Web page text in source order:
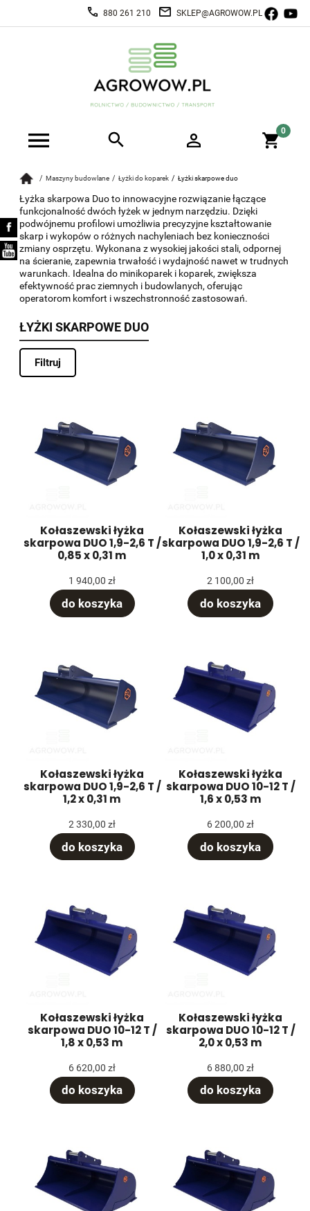
880 261 210 SKLEP@AGROWOW.PL
Maszyny budowlane Łyżki do koparek Łyżki skarpowe duo
Łyżka skarpowa Duo to innowacyjne rozwiązanie łączące
funkcjonalność dwóch łyżek w jednym narzędziu. Dzięki
podwójnemu profilowi umożliwia precyzyjne kształtowanie
skarp i wykopów o różnych nachyleniach bez konieczności
zmiany osprzętu. Wykonana z wysokiej jakości stali, odpornej
na ścieranie, zapewnia trwałość i wydajność nawet w trudnych
warunkach. Idealna do minikoparek i koparek, zwiększa
efektywność prac ziemnych i budowlanych, oferując
operatorom komfort i wszechstronność zastosowań.
ŁYŻKI SKARPOWE DUO
Filtruj
Kołaszewski łyżka
skarpowa DUO 1,9-2,6 T /
0,85 x 0,31 m
1 940,00 zł
do koszyka
Kołaszewski łyżka
skarpowa DUO 1,9-2,6 T /
1,0 x 0,31 m
2 100,00 zł
do koszyka
Kołaszewski łyżka
skarpowa DUO 1,9-2,6 T /
1,2 x 0,31 m
2 330,00 zł
do koszyka
Kołaszewski łyżka
skarpowa DUO 10-12 T /
1,6 x 0,53 m
6 200,00 zł
do koszyka
Kołaszewski łyżka
skarpowa DUO 10-12 T /
1,8 x 0,53 m
6 620,00 zł
do koszyka
Kołaszewski łyżka
skarpowa DUO 10-12 T /
2,0 x 0,53 m
6 880,00 zł
do koszyka